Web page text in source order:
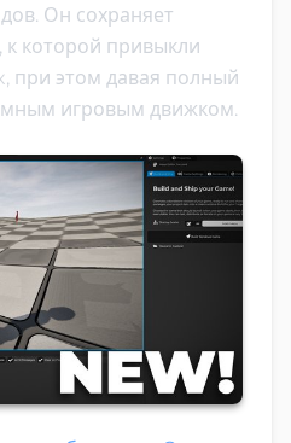
Он сохраняет
к которой привыкли
при этом давая полный
игровым движком.